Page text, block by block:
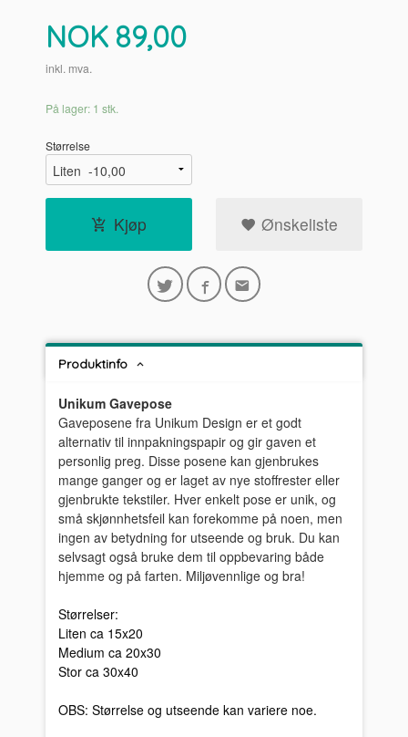
Pris
NOK 89,00
inkl. mva.
På lager: 1 stk.
Størrelse
Kjøp Ønskeliste
Produktinfo
Unikum Gavepose
Gaveposene fra Unikum Design er et godt
alternativ til innpakningspapir og gir gaven et
personlig preg. Disse posene kan gjenbrukes
mange ganger og er laget av nye stoffrester eller
gjenbrukte tekstiler. Hver enkelt pose er unik, og
små skjønnhetsfeil kan forekomme på noen, men
ingen av betydning for utseende og bruk. Du kan
selvsagt også bruke dem til oppbevaring både
hjemme og på farten. Miljøvennlige og bra!
Størrelser:
Liten ca 15x20
Medium ca 20x30
Stor ca 30x40
OBS: Størrelse og utseende kan variere noe.